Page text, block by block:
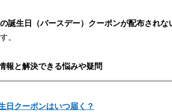
誕生日（バースデー）クーポンが配布され
。
報と解決できる悩みや疑問
日クーポンはいつ届く？